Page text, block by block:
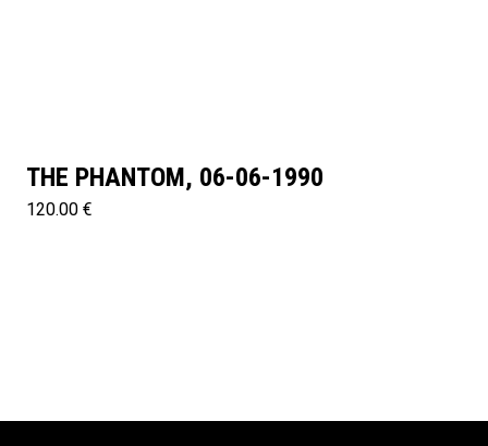
THE PHANTOM, 06-06-1990
120.00 €